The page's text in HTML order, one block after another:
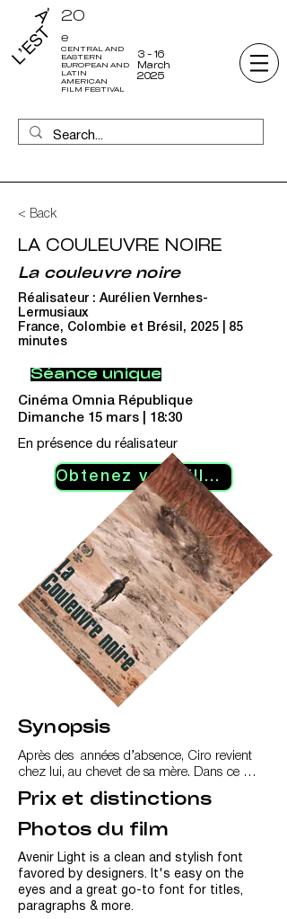
CENTRAL AND
EASTERN
EUROPEAN AND
LATIN
AMERICAN
FILM FESTIVAL
20
e
3 - 16
March
2025
< Back
LA COULEUVRE NOIRE
La couleuvre noire
Réalisateur : Aurélien Vernhes-
Lermusiaux
France, Colombie et Brésil, 2025 | 85
minutes
Séance unique
Cinéma Omnia République
Dimanche 15 mars | 18:30
En présence du réalisateur
Obtenez vos billets
Synopsis
Après des  années d’absence, Ciro revient
chez lui, au chevet de sa mère. Dans ce
désert colombien de la Tatacoa,  il retrouve
ceux qu’il avait fuis et affronte les derniers
gardiens d’un territoire aussi fragile
qu’envoûtant.
Prix et distinctions
Photos du film
Avenir Light is a clean and stylish font
favored by designers. It's easy on the
eyes and a great go-to font for titles,
paragraphs & more.